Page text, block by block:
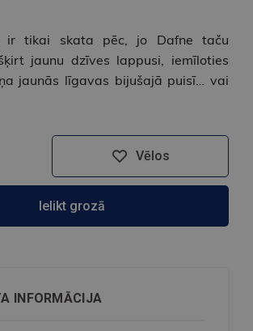
ir tikai skata pēc, jo Dafne taču
jaunu dzīves lappusi, iemīloties
jaunās līgavas bijušajā puisī… vai
Vēlos
Ielikt grozā
INFORMĀCIJA